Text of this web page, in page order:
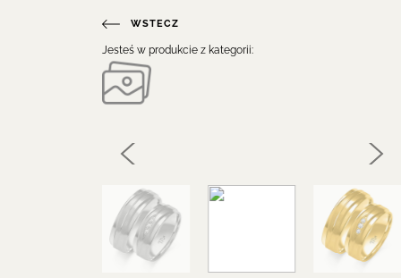
WSTECZ
Jesteś w produkcie z kategorii: